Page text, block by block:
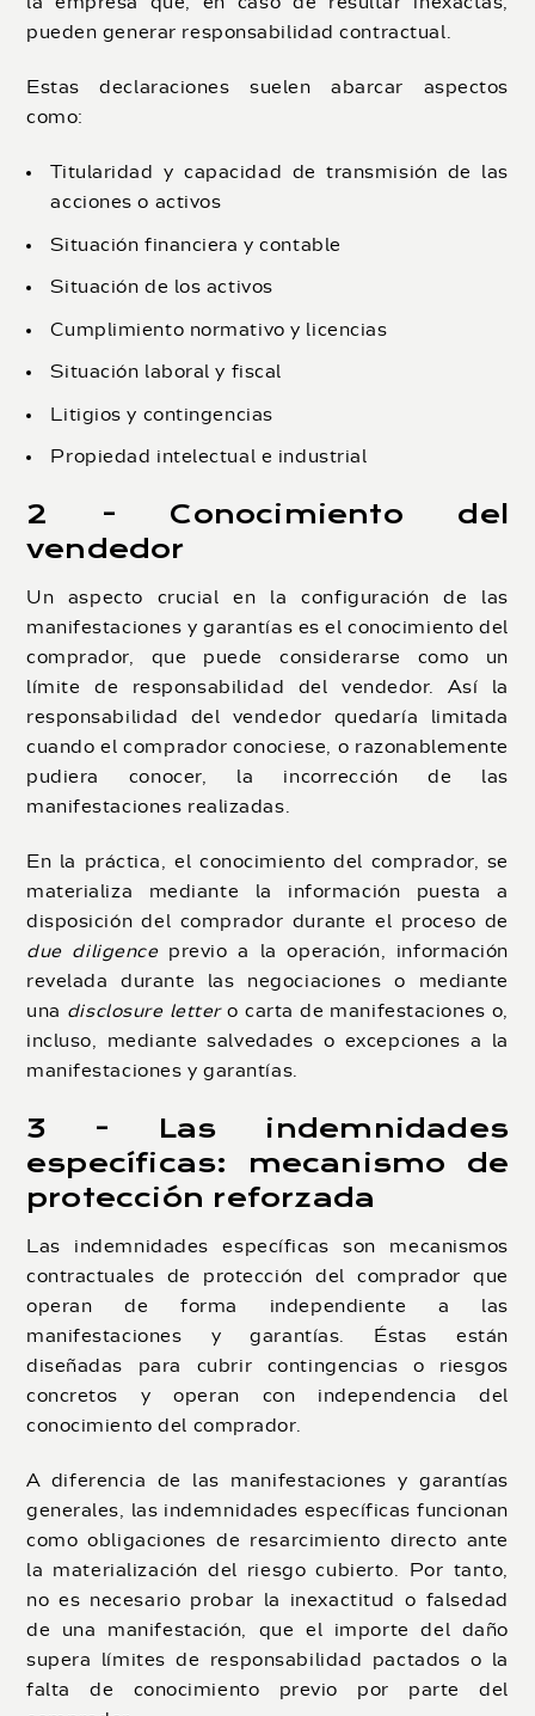
pueden generar responsabilidad contractual.
Estas declaraciones suelen abarcar aspectos
como:
Titularidad y capacidad de transmisión de las
acciones o activos
Situación financiera y contable
Situación de los activos
Cumplimiento normativo y licencias
Situación laboral y fiscal
Litigios y contingencias
Propiedad intelectual e industrial
2 - Conocimiento del
vendedor
Un aspecto crucial en la configuración de las
manifestaciones y garantías es el conocimiento del
comprador, que puede considerarse como un
límite de responsabilidad del vendedor. Así la
responsabilidad del vendedor quedaría limitada
cuando el comprador conociese, o razonablemente
pudiera conocer, la incorrección de las
manifestaciones realizadas.
En la práctica, el conocimiento del comprador, se
materializa mediante la información puesta a
disposición del comprador durante el proceso de
due diligenceprevio a la operación, información
revelada durante las negociaciones o mediante
una disclosure lettero carta de manifestaciones o,
incluso, mediante salvedades o excepciones a la
manifestaciones y garantías.
3 - Las indemnidades
específicas: mecanismo de
protección reforzada
Las indemnidades específicas son mecanismos
contractuales de protección del comprador que
operan de forma independiente a las
manifestaciones y garantías. Éstas están
diseñadas para cubrir contingencias o riesgos
concretos y operan con independencia del
conocimiento del comprador.
A diferencia de las manifestaciones y garantías
generales, las indemnidades específicas funcionan
como obligaciones de resarcimiento directo ante
la materialización del riesgo cubierto. Por tanto,
no es necesario probar la inexactitud o falsedad
de una manifestación, que el importe del daño
supera límites de responsabilidad pactados o la
falta de conocimiento previo por parte del